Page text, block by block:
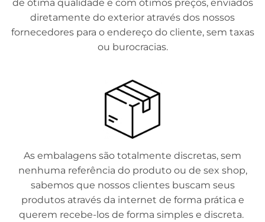
de ótima qualidade e com ótimos preços, enviados
diretamente do exterior através dos nossos
fornecedores para o endereço do cliente, sem taxas
ou burocracias.
As embalagens são totalmente discretas, sem
nenhuma referência do produto ou de sex shop,
sabemos que nossos clientes buscam seus
produtos através da internet de forma prática e
querem recebe-los de forma simples e discreta.